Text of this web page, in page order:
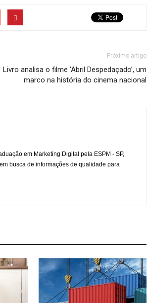
Próximo artigo
Livro analisa o filme ‘Abril Despedaçado’, um
marco na história do cinema nacional
em Marketing Digital pela ESPM - SP,
busca de informações de qualidade para